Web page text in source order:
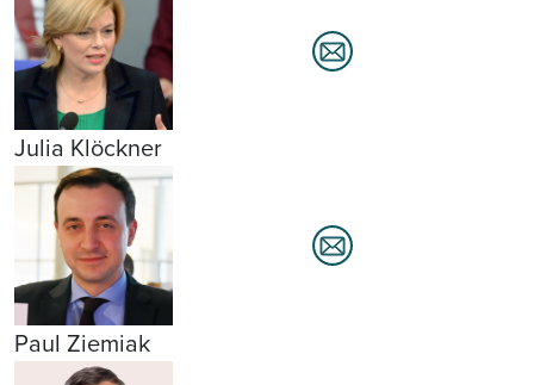
Julia Klöckner
Paul Ziemiak